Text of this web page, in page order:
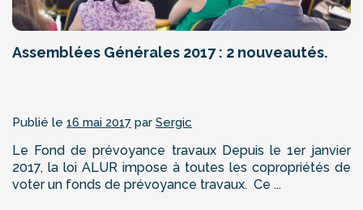
Assemblées Générales 2017 : 2 nouveautés.
Publié le 16 mai 2017 par Sergic
Le Fond de prévoyance travaux Depuis le 1er janvier
2017, la loi ALUR impose à toutes les copropriétés de
voter un fonds de prévoyance travaux. Ce ...